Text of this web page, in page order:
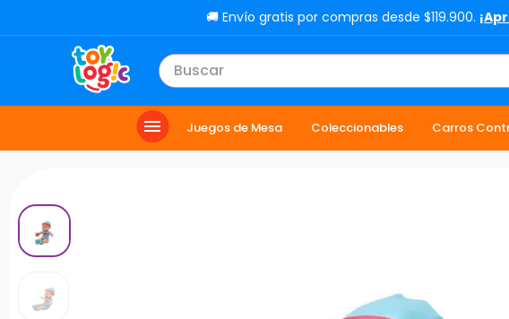
🚚 Envío gratis por compras desde $119.900.
Buscar
Juegos de Mesa Coleccionables Carros
TÉRMINOS MÁS BUSCADOS
toy story